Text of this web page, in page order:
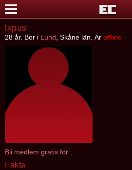
lxpus
28 år. Bor i Lund , Skåne län. Är offline
Fakta